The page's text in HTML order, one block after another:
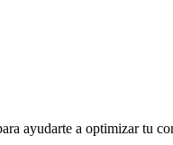
ayudarte a optimizar tu